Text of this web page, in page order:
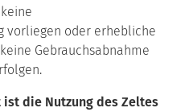
vorliegen oder erhebliche
Gebrauchsabnahme
die Nutzung des Zeltes